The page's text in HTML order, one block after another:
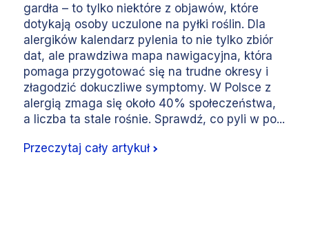
gardła – to tylko niektóre z objawów, które
dotykają osoby uczulone na pyłki roślin. Dla
alergików kalendarz pylenia to nie tylko zbiór
dat, ale prawdziwa mapa nawigacyjna, która
pomaga przygotować się na trudne okresy i
złagodzić dokuczliwe symptomy. W Polsce z
alergią zmaga się około 40% społeczeństwa,
a liczba ta stale rośnie. Sprawdź, co pyli w po...
Przeczytaj cały artykuł